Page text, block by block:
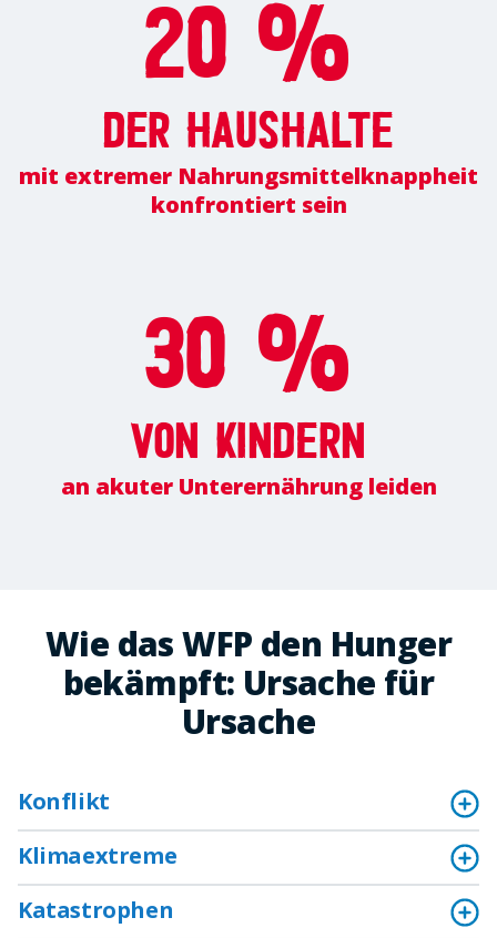
20 %
der Haushalte
mit extremer Nahrungsmittelknappheit
konfrontiert sein
30 %
von Kindern
an akuter Unterernährung leiden
Wie das WFP den Hunger
bekämpft: Ursache für
Ursache
Konflikt
Klimaextreme
Katastrophen